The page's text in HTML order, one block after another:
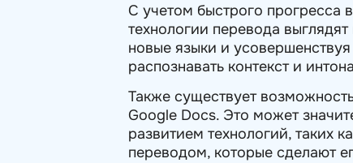
С учетом быстрого прогресса
технологии перевода
новые языки и
распознавать контекст и
Также существует
Google Docs. Это может
развитием технологий, таких
переводом, которые сделают